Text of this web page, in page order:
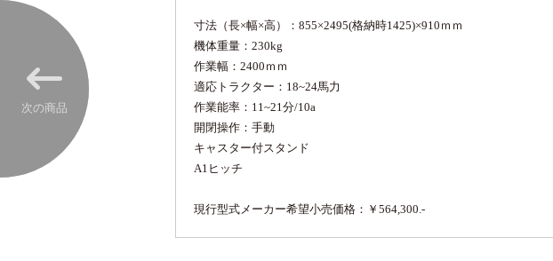
次の商品
寸法（長×幅×高）：855×2495(格納時1425)×910ｍｍ
機体重量：230kg
作業幅：2400ｍｍ
適応トラクター：18~24馬力
作業能率：11~21分/10a
開閉操作：手動
キャスター付スタンド
A1ヒッチ
現行型式メーカー希望小売価格：￥564,300.-